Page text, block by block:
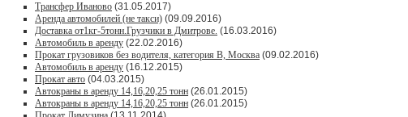
Трансфер Иваново (31.05.2017)
Аренда автомобилей (не такси) (09.09.2016)
Доставка от1кг-5тонн.Грузчики в Дмитрове. (16.03.2016)
Автомобиль в аренду (22.02.2016)
Прокат грузовиков без водителя, категория В, Москва (09.02.2016)
Автомобиль в аренду (16.12.2015)
Прокат авто (04.03.2015)
Автокраны в аренду 14,16,20,25 тонн (26.01.2015)
Автокраны в аренду 14,16,20,25 тонн (26.01.2015)